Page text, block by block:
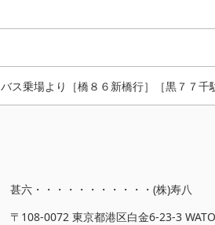
バス乗場より［橋８６新橋行］［黒７７千
甚六・・・・・・・・・・・(株)寿八
〒108-0072 東京都港区白金6-23-3